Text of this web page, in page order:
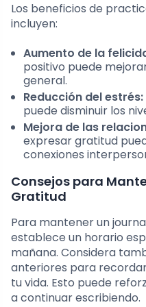
Los beneficios de
incluyen:
Aumento de la
positivo puede
general.
Reducción del estrés:
puede disminuir los
Mejora de las
expresar gratitud
conexiones
Consejos para
Gratitud
Para mantener un
establece un horario
mañana. Considera
anteriores para
tu vida. Esto puede
a continuar escribiendo.